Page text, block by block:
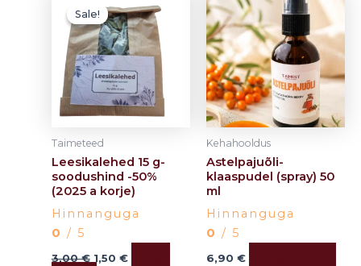
Sale!
Sale!
Taimeteed
Leesikalehed 15 g-
soodushind -50%
(2025 a korje)
Hinnanguga
0 / 5
3,00€
hind
oli:
3,00 €.
1,50 €
price
is:
1,50 €.
Kehahooldus
Astelpajuõli-
klaaspudel (spray) 50
ml
Hinnanguga
0 / 5
6,90 €